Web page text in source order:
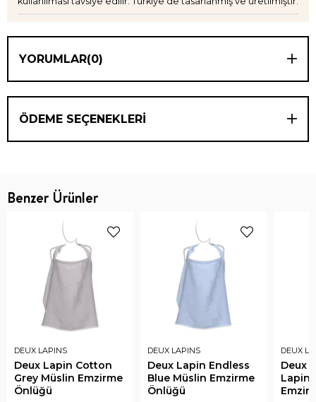
YORUMLAR(0)
ÖDEME SEÇENEKLERI
Benzer Ürünler
DEUX LAPINS
Deux Lapin Cotton
Grey Müslin Emzirme
Önlüğü
DEUX LAPINS
Deux Lapin Endless
Blue Müslin Emzirme
Önlüğü
DEUX
Deux
Lapin